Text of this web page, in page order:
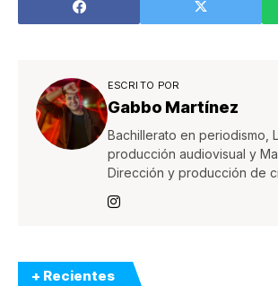
ESCRITO POR
Gabbo Martínez
Bachillerato en periodismo,
producción audiovisual y
Dirección y producción de
+ Recientes